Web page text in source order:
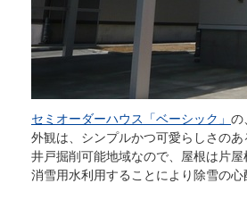
セミオーダーハウス「ベーシック」 の
外観は、シンプルかつ可愛らしさのあ
井戸掘削可能地域なので、屋根は片屋
消雪用水利用することにより除雪の心